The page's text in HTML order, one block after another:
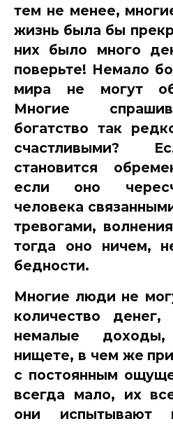
тем не менее,
жизнь была бы
них было много
поверьте! Немало
мира не могут
Многие
богатство так
счастливыми?
становится
если оно
человека
тревогами,
тогда оно ничем,
бедности.
Многие люди не
коли­чество
немалые
нищете, в чем же
с постоянным
всегда мало, их
они испытывают